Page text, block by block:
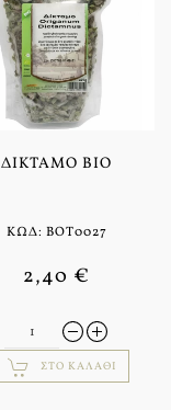
ΔΊΚΤΑΜΟ BIO
ΚΩΔ: BOT0027
2,40 €
ΣΤΟ ΚΑΛΆΘΙ